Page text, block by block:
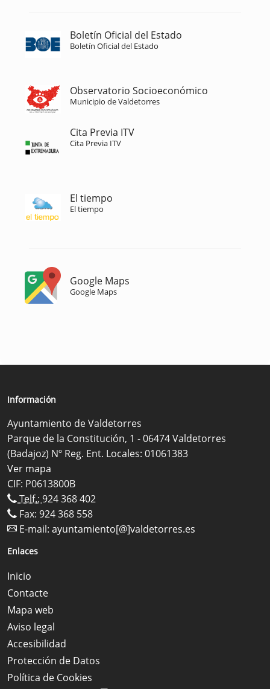
Boletín Oficial del Estado
Boletín Oficial del Estado
Observatorio Socioeconómico
Municipio de Valdetorres
Cita Previa ITV
Cita Previa ITV
El tiempo
El tiempo
Google Maps
Google Maps
Información
Ayuntamiento de Valdetorres
Parque de la Constitución, 1 - 06474 Valdetorres
(Badajoz) Nº Reg. Ent. Locales: 01061383
Ver mapa
CIF: P0613800B
Telf.: 924 368 402
Fax: 924 368 558
E-mail: ayuntamiento[@]valdetorres.es
Enlaces
Inicio
Contacte
Mapa web
Aviso legal
Accesibilidad
Protección de Datos
Política de Cookies